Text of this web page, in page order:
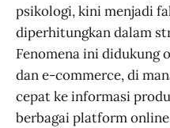
psikologi, kini menjadi
diperhitungkan dalam
Fenomena ini didukung
dan e-commerce, di
cepat ke informasi
berbagai platform